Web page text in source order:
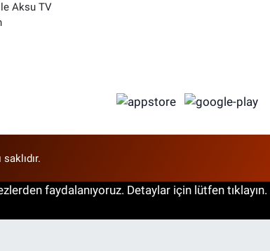
Aksu TV
faydalanıyoruz. Detaylar için lütfen tıklayın.